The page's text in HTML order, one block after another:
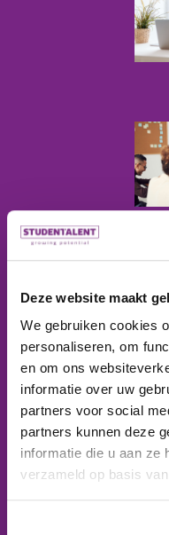
Deze website maakt
We gebruiken cookies
personaliseren, om
en om ons
informatie over uw
partners voor social
partners kunnen deze
informatie die u aan ze
verzameld op basis